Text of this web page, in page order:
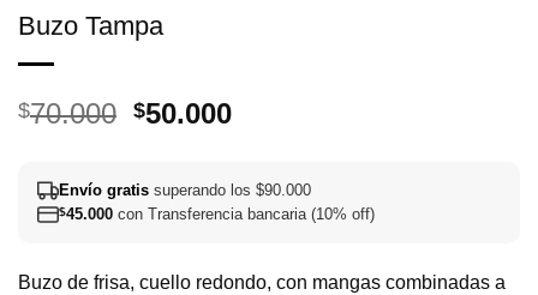
Buzo Tampa
$70.000 El
era:
$70.000.
$50.000El
es:
$50.000.
Envío gratis superando los $90.000
$45.000 con Transferencia bancaria (10% off)
Buzo de frisa, cuello redondo, con mangas combinadas a